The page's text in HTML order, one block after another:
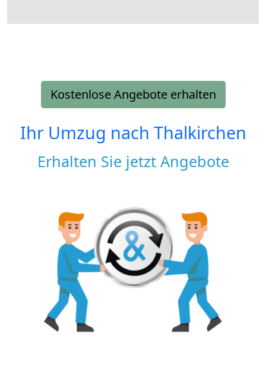
Kostenlose Angebote erhalten
Ihr Umzug nach Thalkirchen
Erhalten Sie jetzt Angebote